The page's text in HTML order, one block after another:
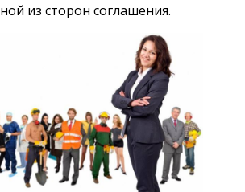
из сторон соглашения.